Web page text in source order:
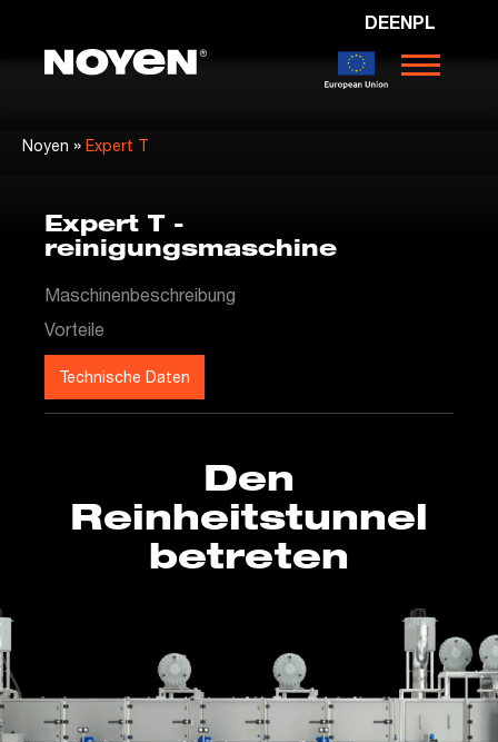
Noyen
DEENPL
Noyen » Expert T
Expert T -
reinigungsmaschine
Maschinenbeschreibung
Vorteile
Technische Daten
Den
Reinheitstunnel
betreten